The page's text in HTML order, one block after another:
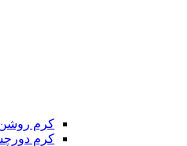
کرم روشن
کرم